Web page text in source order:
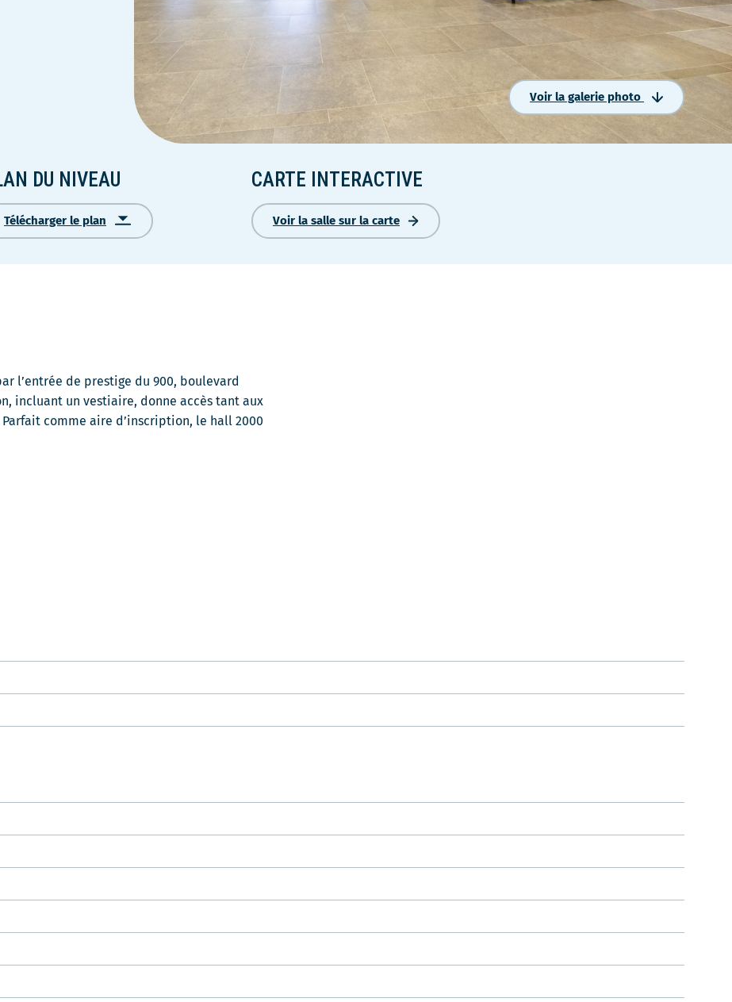
Voir la galerie photo
DU NIVEAU
Télécharger le plan
Ce
CARTE INTERACTIVE
Voir la salle sur la carte
l’entrée de prestige du 900, boulevard
incluant un vestiaire, donne accès tant aux
comme aire d’inscription, le hall 2000